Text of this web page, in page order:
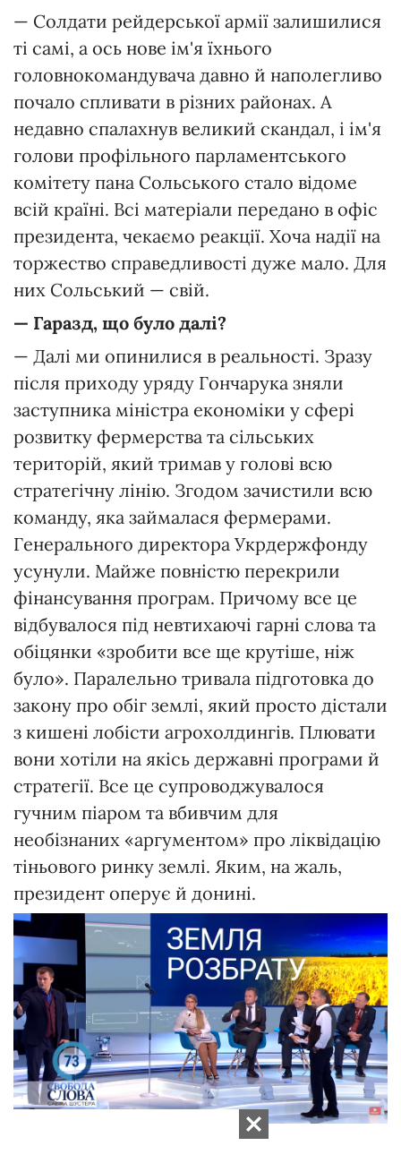
— Солдати рейдерської армії залишилися
ті самі, а ось нове ім'я їхнього
головнокомандувача давно й наполегливо
почало спливати в різних районах. А
недавно спалахнув великий скандал, і ім'я
голови профільного парламентського
комітету пана Сольського стало відоме
всій країні. Всі матеріали передано в офіс
президента, чекаємо реакції. Хоча надії на
торжество справедливості дуже мало. Для
них Сольський — свій.
— Гаразд, що було далі?
— Далі ми опинилися в реальності. Зразу
після приходу уряду Гончарука зняли
заступника міністра економіки у сфері
розвитку фермерства та сільських
територій, який тримав у голові всю
стратегічну лінію. Згодом зачистили всю
команду, яка займалася фермерами.
Генерального директора Укрдержфонду
усунули. Майже повністю перекрили
фінансування програм. Причому все це
відбувалося під невтихаючі гарні слова та
обіцянки «зробити все ще крутіше, ніж
було». Паралельно тривала підготовка до
закону про обіг землі, який просто дістали
з кишені лобісти агрохолдингів. Плювати
вони хотіли на якісь державні програми й
стратегії. Все це супроводжувалося
гучним піаром та вбивчим для
необізнаних «аргументом» про ліквідацію
тіньового ринку землі. Яким, на жаль,
президент оперує й донині.